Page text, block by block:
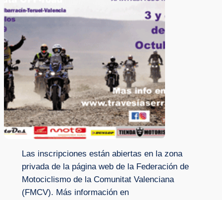
Las inscripciones están abiertas en la zona
privada de la página web de la Federación de
Motociclismo de la Comunitat Valenciana
(FMCV). Más información en